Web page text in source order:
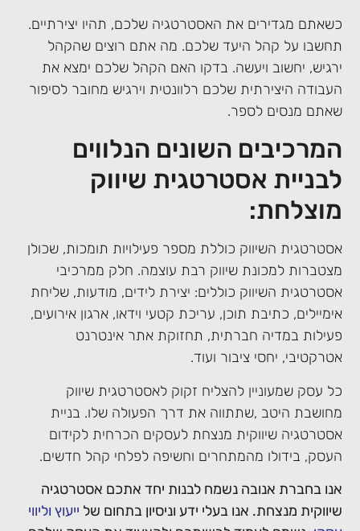
כשאתם מגדירים את האסטרטגיה שלכם, תהיו יצירתיים.
תחשבו על קהל היעד שלכם. מה אתם רוצים שהקהל
ירגיש, יחשוב ויעשה. בדקו האם הקהל שלכם ימצא את
העבודה היצירתית שלכם רלוונטית וירגיש מחובר לסיפור
שאתם מנסים לספר.
המרכיבים השונים הנלווים
לבניית אסטרטגית שיווק
מוצלחת:
אסטרטגית השיווק כוללת מספר פעילויות תומכות, שכולן
מצטברות למכונת שיווק רבת עוצמה. חלק ממרכיבי
אסטרטגית השיווק כוללים: יצירת לידים, מודעות, שליחת
אימיילים, כתיבת תוכן, עריכת קטעי וידאו, ארגון אירועים,
פעילות במדיה חברתית, תחזוקת אתר אינטרנט
אטרקטיבי, יחסי ציבור ועוד.
כל עסק שמעוניין להצליח זקוק לאסטרטגית שיווק
מחושבת היטב ,שתתווה את דרך הפעולה שלו. בניית
אסטרטגיה שיווקית מנצחת לעסקים הכרחית לקידום
העסק, בידולו מהמתחרים וחשיפה לפלחי קהל חדשים.
אנו בחברת אנובה נשמח לבנות יחד אתכם אסטרטגיה
שיווקית מנצחת. אנו בעלי ידע וניסיון בתחום של ייעוץ וליווי